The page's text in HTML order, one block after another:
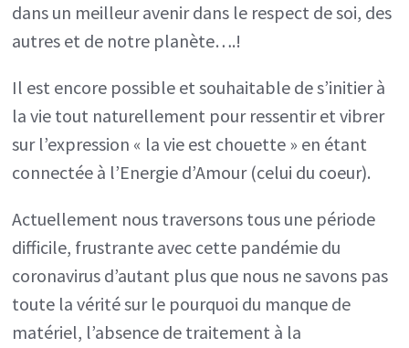
dans un meilleur avenir dans le respect de soi, des
autres et de notre planète….!
Il est encore possible et souhaitable de s’initier à
la vie tout naturellement pour ressentir et vibrer
sur l’expression « la vie est chouette » en étant
connectée à l’Energie d’Amour (celui du coeur).
Actuellement nous traversons tous une période
difficile, frustrante avec cette pandémie du
coronavirus d’autant plus que nous ne savons pas
toute la vérité sur le pourquoi du manque de
matériel, l’absence de traitement à la